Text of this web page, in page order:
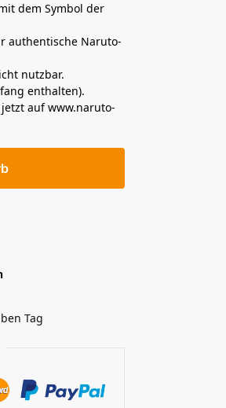
dem Symbol der
authentische Naruto-
nutzbar.
enthalten).
auf www.naruto-
Tag